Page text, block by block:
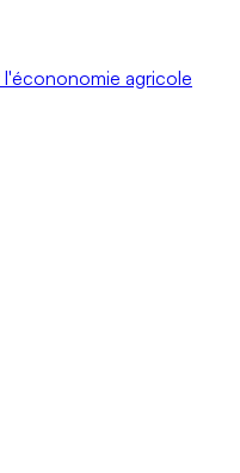
l'écononomie agricole